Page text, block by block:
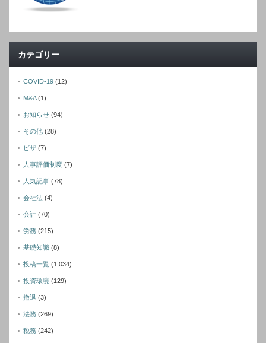
カテゴリー
COVID-19 (12)
M&A(1)
お知らせ (94)
その他 (28)
ビザ (7)
人事評価制度 (7)
人気記事 (78)
会社法 (4)
会計 (70)
労務 (215)
基礎知識 (8)
投稿一覧 (1,034)
投資環境 (129)
撤退 (3)
法務 (269)
税務 (242)